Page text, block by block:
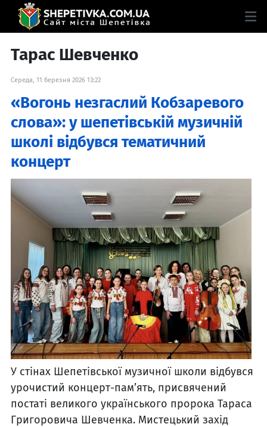
Тарас Шевченко
Середа, 11 березня 2026 13:22
«Вогонь незгаслий Кобзаревого
слова»: у шепетівській музичній
школі відбувся тематичний
концерт
У стінах Шепетівської музичної школи відбувся
урочистий концерт-пам’ять, присвячений
постаті великого українського пророка Тараса
Григоровича Шевченка. Мистецький захід